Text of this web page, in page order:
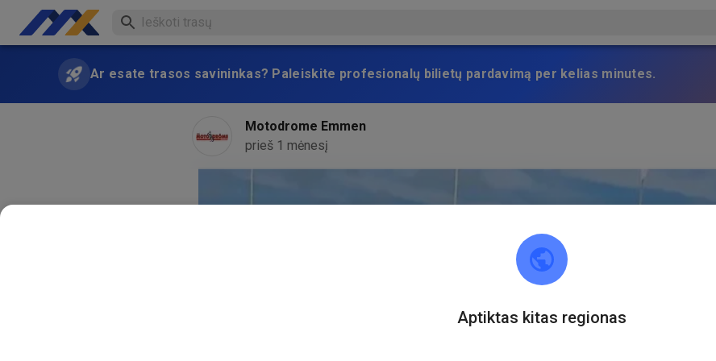
Ar esate trasos savininkas? Paleiskite profesionalų bilietų pardavimą per kelias minutes.
Motodrome Emmen
prieš 1 mėnesį
Aptiktas kitas regionas